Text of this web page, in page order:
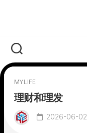
MYLIFE
理财和理发
2026-06-02